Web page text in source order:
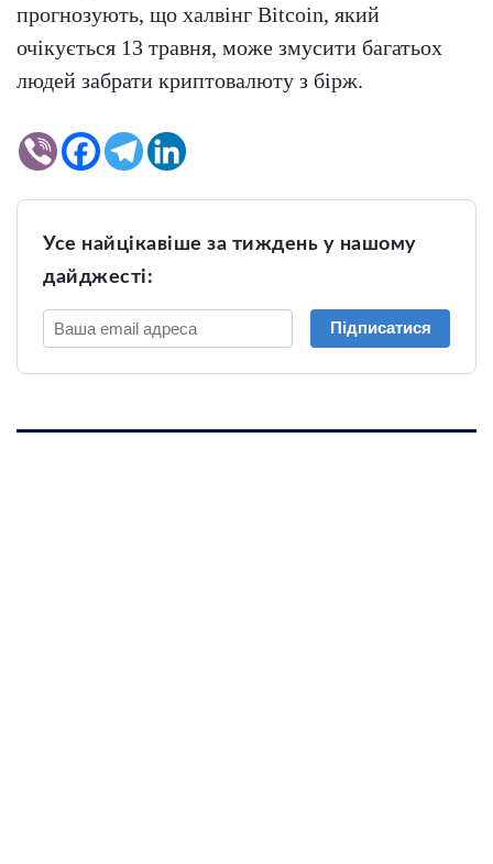
прогнозують, що халвінг Bitcoin, який
очікується 13 травня, може змусити багатьох
людей забрати криптовалюту з бірж.
Усе найцікавіше за тиждень у нашому
дайджесті:
Підписатися